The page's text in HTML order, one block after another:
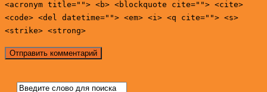
<acronym title=""> <b> <blockquote cite=""> <cite>
<code> <del datetime=""> <em> <i> <q cite=""> <s>
<strike> <strong>